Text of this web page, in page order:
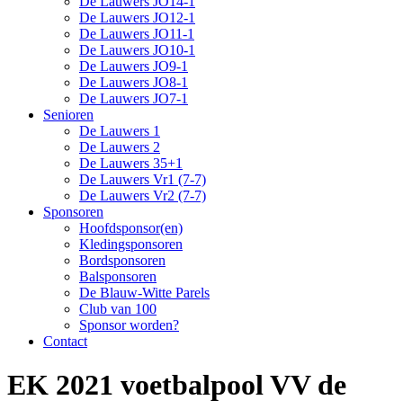
De Lauwers JO12-1
De Lauwers JO11-1
De Lauwers JO10-1
De Lauwers JO9-1
De Lauwers JO8-1
De Lauwers JO7-1
Senioren
De Lauwers 1
De Lauwers 2
De Lauwers 35+1
De Lauwers Vr1 (7-7)
De Lauwers Vr2 (7-7)
Sponsoren
Hoofdsponsor(en)
Kledingsponsoren
Bordsponsoren
Balsponsoren
De Blauw-Witte Parels
Club van 100
Sponsor worden?
Contact
EK 2021 voetbalpool VV de